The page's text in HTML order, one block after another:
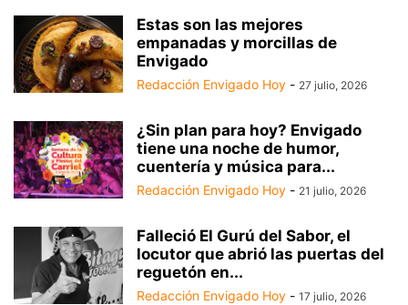
Estas son las mejores
empanadas y morcillas de
Envigado
Redacción Envigado Hoy - 27 julio, 2026
¿Sin plan para hoy? Envigado
tiene una noche de humor,
cuentería y música para...
Redacción Envigado Hoy - 21 julio, 2026
Falleció El Gurú del Sabor, el
locutor que abrió las puertas del
reguetón en...
Redacción Envigado Hoy - 17 julio, 2026